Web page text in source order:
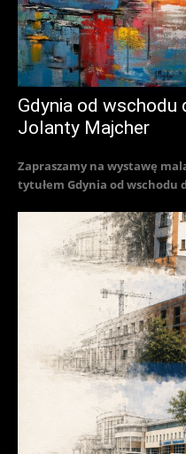
Gdynia od
Jolanty Majcher
Zapraszamy na wystawę
tytułem Gdynia od wschodu